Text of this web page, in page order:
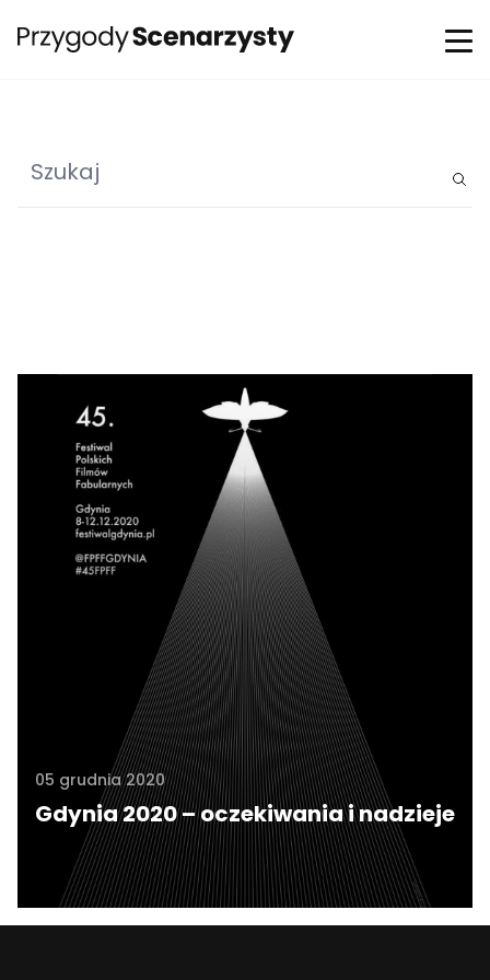
05 grudnia 2020
Gdynia 2020 – oczekiwania i nadzieje